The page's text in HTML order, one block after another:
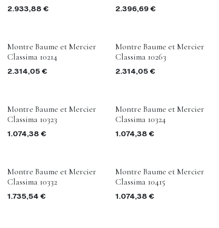
2.933,88 € 2.396,69€
Montre Baume et Mercier
Classima 10214
2.314,05 €
Montre Baume et Mercier
Classima 10263
2.314,05€
Montre Baume et Mercier
Classima 10323
1.074,38 €
Montre Baume et Mercier
Classima 10324
1.074,38 €
Montre Baume et Mercier
Classima 10332
1.735,54 €
Montre Baume et Mercier
Classima 10415
1.074,38 €